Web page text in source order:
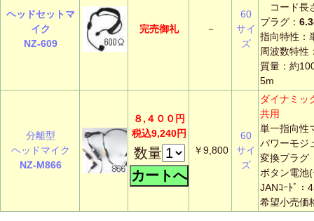
ヘッドセットマ
イク
NZ-609
完売御礼 －
60
サイ
ズ
コード長
プラグ：
指向特性：
周波数特性
質量：約
5m
分離型
ヘッドマイク
NZ-M866
８,４００円
税込9,240円
数量 ￥9,800
60
サイ
ズ
ダイナミッ
共用
単一指向性
パワーモジ
変換プラグ
ボタン電池
JANｺｰﾄﾞ：
希望小売価